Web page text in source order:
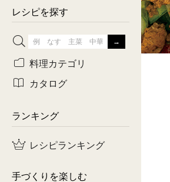
レシピを探す
料理カテゴリ
カタログ
ランキング
レシピランキング
手づくりを楽しむ